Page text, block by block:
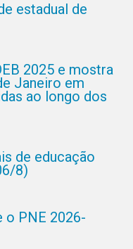
estadual de
2025 e mostra
Janeiro em
ao longo dos
de educação
8)
o PNE 2026-